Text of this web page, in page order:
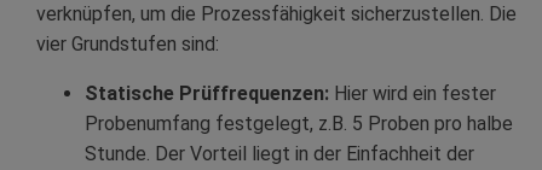
verknüpfen, um die Prozessfähigkeit sicherzustellen. Die
vier Grundstufen sind:
Statische Prüffrequenzen: Hier wird ein fester
Probenumfang festgelegt, z.B. 5 Proben pro halbe
Stunde. Der Vorteil liegt in der Einfachheit der